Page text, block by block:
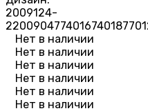
2009124-
220090477401674018
Нет в наличии
Нет в наличии
Нет в наличии
Нет в наличии
Нет в наличии
Нет в наличии